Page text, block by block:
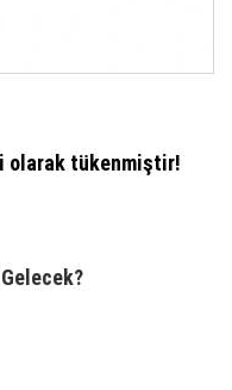
olarak tükenmiştir!